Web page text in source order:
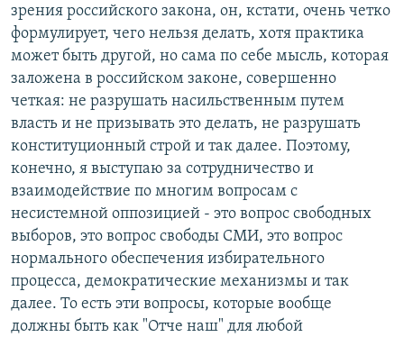
зрения российского закона, он, кстати, очень четко
формулирует, чего нельзя делать, хотя практика
может быть другой, но сама по себе мысль, которая
заложена в российском законе, совершенно
четкая: не разрушать насильственным путем
власть и не призывать это делать, не разрушать
конституционный строй и так далее. Поэтому,
конечно, я выступаю за сотрудничество и
взаимодействие по многим вопросам с
несистемной оппозицией - это вопрос свободных
выборов, это вопрос свободы СМИ, это вопрос
нормального обеспечения избирательного
процесса, демократические механизмы и так
далее. То есть эти вопросы, которые вообще
должны быть как "Отче наш" для любой